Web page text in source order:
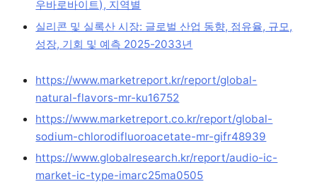
우바로바이트), 지역별
실리콘 및 실록산 시장: 글로벌 산업 동향, 점유율, 규모,
성장, 기회 및 예측 2025-2033년
https://www.marketreport.kr/report/global-
natural-flavors-mr-ku16752
https://www.marketreport.co.kr/report/global-
sodium-chlorodifluoroacetate-mr-gifr48939
https://www.globalresearch.kr/report/audio-ic-
market-ic-type-imarc25ma0505